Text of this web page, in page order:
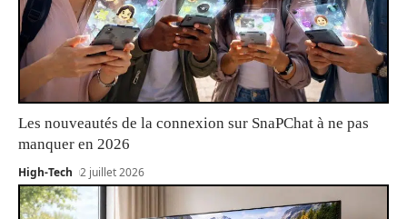
Les nouveautés de la connexion sur SnaPChat à ne pas
manquer en 2026
High-Tech 2 juillet 2026